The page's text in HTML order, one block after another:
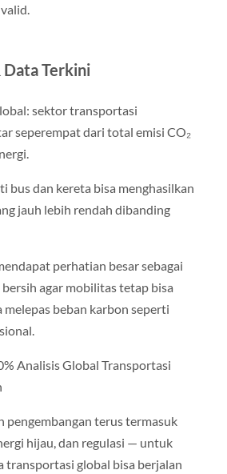
Data Terkini
sektor transportasi
seperempat dari total emisi CO₂
bus dan kereta bisa menghasilkan
jauh lebih rendah dibanding
perhatian besar sebagai
agar mobilitas tetap bisa
beban karbon seperti
Analisis Global Transportasi
pengembangan terus termasuk
hijau, dan regulasi — untuk
transportasi global bisa berjalan